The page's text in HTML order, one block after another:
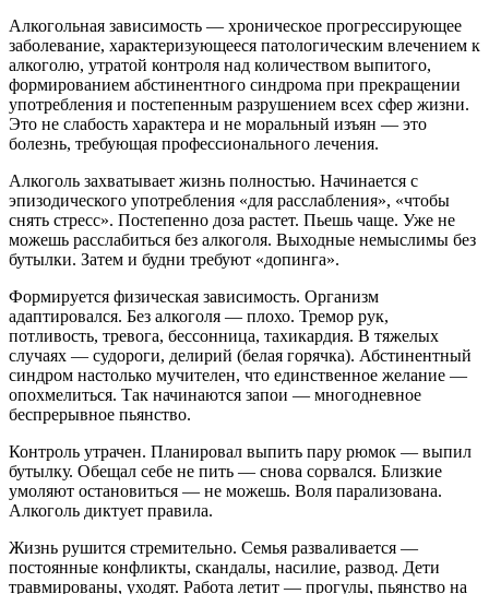
Алкогольная зависимость — хроническое прогрессирующее
заболевание, характеризующееся патологическим влечением к
алкоголю, утратой контроля над количеством выпитого,
формированием абстинентного синдрома при прекращении
употребления и постепенным разрушением всех сфер жизни.
Это не слабость характера и не моральный изъян — это
болезнь, требующая профессионального лечения.
Алкоголь захватывает жизнь полностью. Начинается с
эпизодического употребления «для расслабления», «чтобы
снять стресс». Постепенно доза растет. Пьешь чаще. Уже не
можешь расслабиться без алкоголя. Выходные немыслимы без
бутылки. Затем и будни требуют «допинга».
Формируется физическая зависимость. Организм
адаптировался. Без алкоголя — плохо. Тремор рук,
потливость, тревога, бессонница, тахикардия. В тяжелых
случаях — судороги, делирий (белая горячка). Абстинентный
синдром настолько мучителен, что единственное желание —
опохмелиться. Так начинаются запои — многодневное
беспрерывное пьянство.
Контроль утрачен. Планировал выпить пару рюмок — выпил
бутылку. Обещал себе не пить — снова сорвался. Близкие
умоляют остановиться — не можешь. Воля парализована.
Алкоголь диктует правила.
Жизнь рушится стремительно. Семья разваливается —
постоянные конфликты, скандалы, насилие, развод. Дети
травмированы, уходят. Работа летит — прогулы, пьянство на